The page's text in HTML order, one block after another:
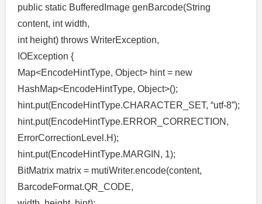
public static BufferedImage genBarcode(String
content, int width,
int height) throws WriterException,
IOException {
Map<EncodeHintType, Object> hint = new
HashMap<EncodeHintType, Object>();
hint.put(EncodeHintType.CHARACTER_SET, “utf-8”);
hint.put(EncodeHintType.ERROR_CORRECTION,
ErrorCorrectionLevel.H);
hint.put(EncodeHintType.MARGIN, 1);
BitMatrix matrix = mutiWriter.encode(content,
BarcodeFormat.QR_CODE,